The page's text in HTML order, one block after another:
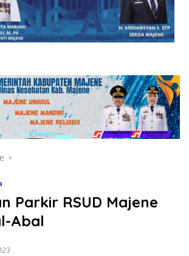
Parkir RSUD Majene
Abal